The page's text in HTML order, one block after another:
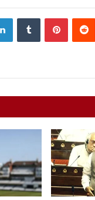
LinkedInTumblr Pinterest